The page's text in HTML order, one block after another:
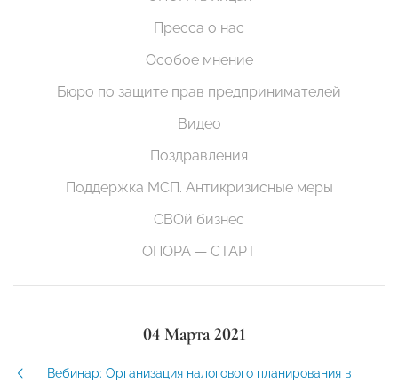
Пресса о нас
Особое мнение
Бюро по защите прав предпринимателей
Видео
Поздравления
Поддержка МСП. Антикризисные меры
СВОй бизнес
ОПОРА — СТАРТ
04 Марта 2021
Вебинар: Организация налогового планирования в